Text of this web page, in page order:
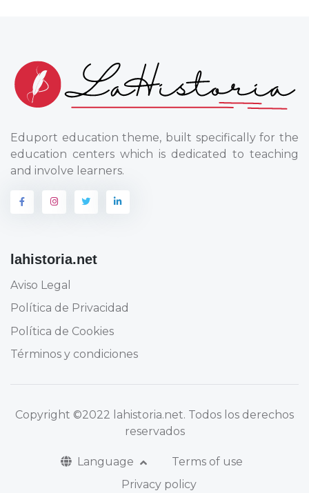
Eduport education theme, built specifically for the
education centers which is dedicated to teaching
and involve learners.
lahistoria.net
Aviso Legal
Política de Privacidad
Política de Cookies
Términos y condiciones
Copyright ©2022 lahistoria.net. Todos los derechos
reservados
Language
Terms of use
Privacy policy